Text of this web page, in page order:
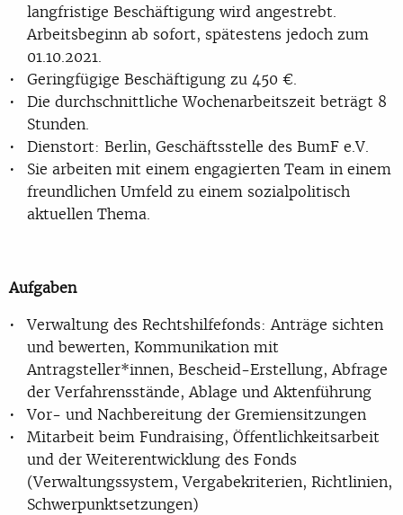
langfristige Beschäftigung wird angestrebt.
Arbeitsbeginn ab sofort, spätestens jedoch zum
01.10.2021.
Geringfügige Beschäftigung zu 450 €.
Die durchschnittliche Wochenarbeitszeit beträgt 8
Stunden.
Dienstort: Berlin, Geschäftsstelle des BumF e.V.
Sie arbeiten mit einem engagierten Team in einem
freundlichen Umfeld zu einem sozialpolitisch
aktuellen Thema.
Aufgaben
Verwaltung des Rechtshilfefonds: Anträge sichten
und bewerten, Kommunikation mit
Antragsteller*innen, Bescheid-Erstellung, Abfrage
der Verfahrensstände, Ablage und Aktenführung
Vor- und Nachbereitung der Gremiensitzungen
Mitarbeit beim Fundraising, Öffentlichkeitsarbeit
und der Weiterentwicklung des Fonds
(Verwaltungssystem, Vergabekriterien, Richtlinien,
Schwerpunktsetzungen)